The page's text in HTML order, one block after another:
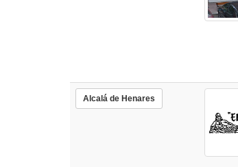
Alcalá de Henares